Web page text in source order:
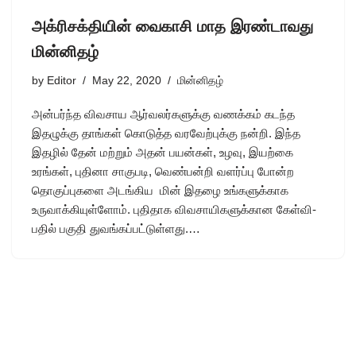
அக்ரிசக்தியின் வைகாசி மாத இரண்டாவது
மின்னிதழ்
by Editor May 22, 2020 மின்னிதழ்
அன்பர்ந்த விவசாய ஆர்வலர்களுக்கு வணக்கம் கடந்த
இதழுக்கு தாங்கள் கொடுத்த வரவேற்புக்கு நன்றி. இந்த
இதழில் தேன் மற்றும் அதன் பயன்கள், உழவு, இயற்கை
உரங்கள், புதினா சாகுபடி, வெண்பன்றி வளர்ப்பு போன்ற
தொகுப்புகளை அடங்கிய மின் இதழை உங்களுக்காக
உருவாக்கியுள்ளோம். புதிதாக விவசாயிகளுக்கான கேள்வி-
பதில் பகுதி துவங்கப்பட்டுள்ளது.…